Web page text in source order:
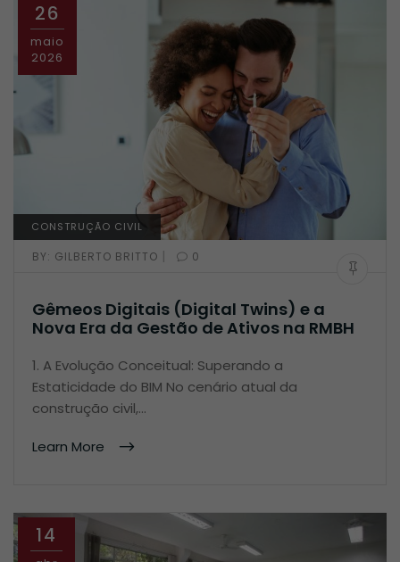
26
maio
2026
CONSTRUÇÃO CIVIL
BY: GILBERTO BRITTO | 0
Gêmeos Digitais (Digital Twins) e a
Nova Era da Gestão de Ativos na RMBH
1. A Evolução Conceitual: Superando a
Estaticidade do BIM No cenário atual da
construção civil,…
Learn More
14